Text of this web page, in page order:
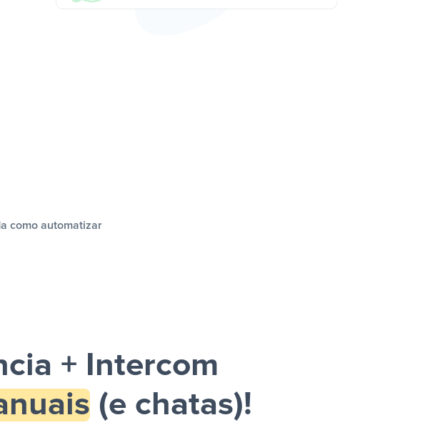
como automatizar
+ Intercom
(e chatas)!